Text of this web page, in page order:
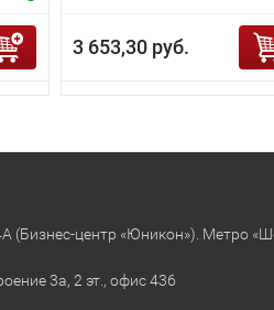
3 653,30 руб.
(Бизнес-центр «Юникон»). Метро
3а, 2 эт., офис 436